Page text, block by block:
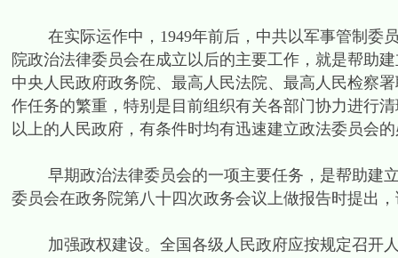
在实际运作中，1949年前后，中共以军事管制委
院政治法律委员会在成立以后的主要工作，就是帮助
中央人民政府政务院、最高人民法院、最高人民检察
作任务的繁重，特别是目前组织有关各部门协力进行
以上的人民政府，有条件时均有迅速建立政法委员会
早期政治法律委员会的一项主要任务，是帮助建立
委员会在政务院第八十四次政务会议上做报告时提出
加强政权建设。全国各级人民政府应按规定召开人